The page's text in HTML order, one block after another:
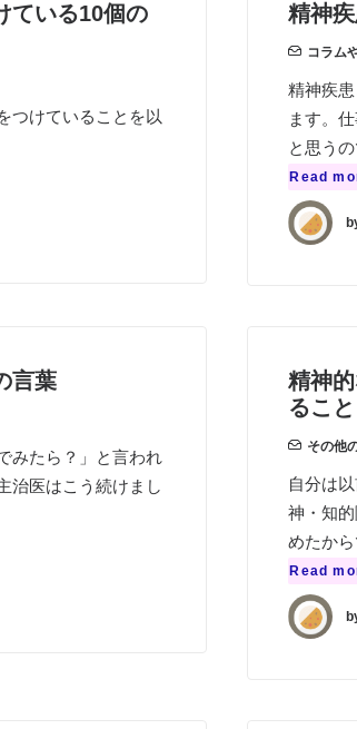
ている10個の
つけていることを以
精神
コラム
精神疾
ます。
と思うの
Read
言葉
みたら？」と言われ
治医はこう続けまし
精神
るこ
その他
自分は
神・知
めたか
Read